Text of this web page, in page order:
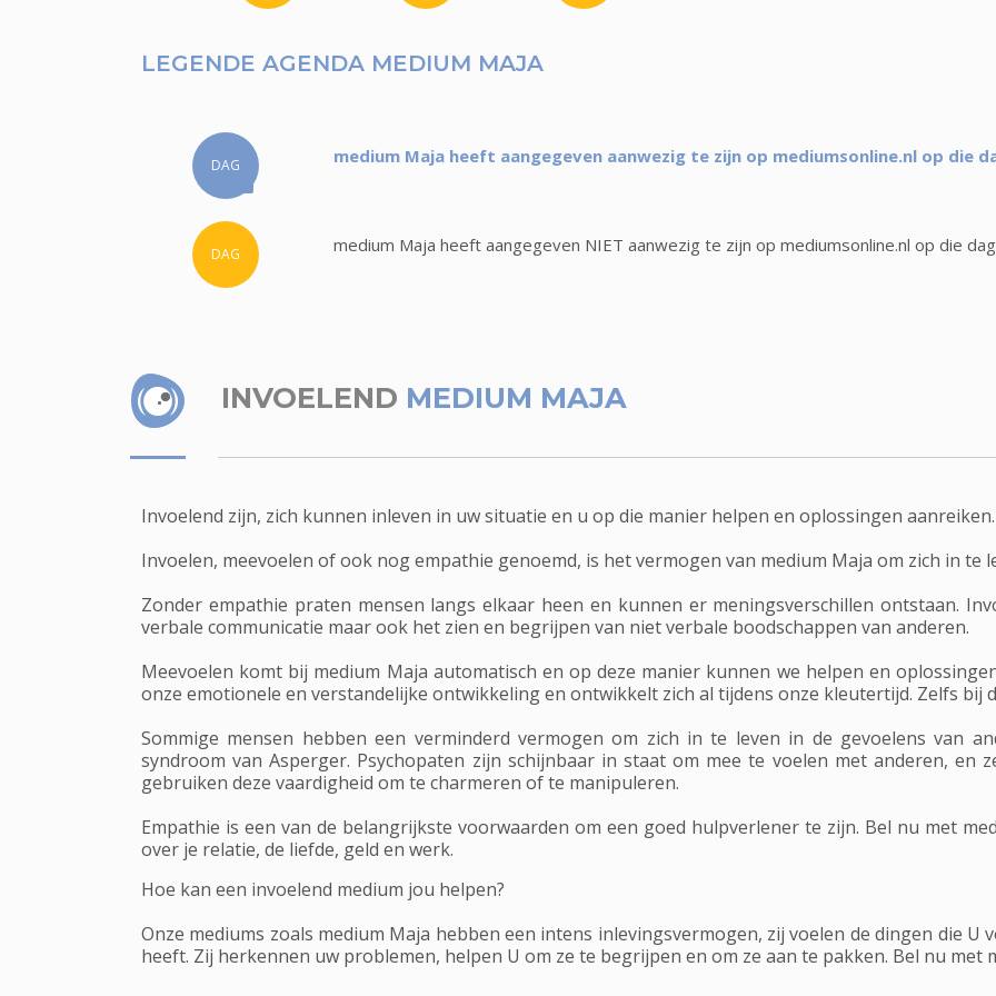
LEGENDE AGENDA MEDIUM MAJA
DAG medium Maja heeft aangegeven aanwezig te zijn op mediumsonline.nl op die
DAG medium Maja heeft aangegeven NIET aanwezig te zijn op mediumsonline.nl op die dag
INVOELEND MEDIUM MAJA
Invoelend zijn, zich kunnen inleven in uw situatie en u op die manier helpen en oplossingen aanreiken.
Invoelen, meevoelen of ook nog empathie genoemd, is het vermogen van medium Maja om zich in te
Zonder empathie praten mensen langs elkaar heen en kunnen er meningsverschillen ontstaan.
verbale communicatie maar ook het zien en begrijpen van niet verbale boodschappen van anderen.
Meevoelen komt bij medium Maja automatisch en op deze manier kunnen we helpen en
onze emotionele en verstandelijke ontwikkeling en ontwikkelt zich al tijdens onze kleutertijd. Zelfs bij
Sommige mensen hebben een verminderd vermogen om zich in te leven in de gevoelens van
syndroom van Asperger. Psychopaten zijn schijnbaar in staat om mee te voelen met anderen, en
gebruiken deze vaardigheid om te charmeren of te manipuleren.
Empathie is een van de belangrijkste voorwaarden om een goed hulpverlener te zijn. Bel nu met
over je relatie, de liefde, geld en werk.
Hoe kan een invoelend medium jou helpen?
Onze mediums zoals medium Maja hebben een intens inlevingsvermogen, zij voelen de dingen die U
heeft. Zij herkennen uw problemen, helpen U om ze te begrijpen en om ze aan te pakken. Bel nu met